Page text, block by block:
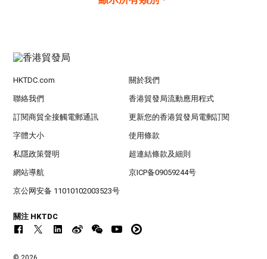
HKTDC.com 關於我們
聯絡我們 香港貿發局流動應用程式
訂閱商貿全接觸電郵通訊 更新您的香港貿發局電郵訂閱
字體大小 使用條款
私隱政策聲明 超連結條款及細則
網站導航 京ICP备09059244号
京公网安备 11010102003523号
關注 HKTDC